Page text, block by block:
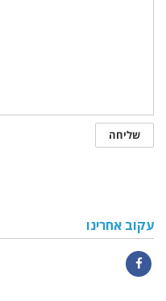
עקוב אחרינו